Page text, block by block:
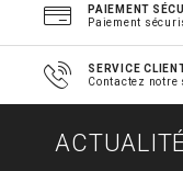
PAIEMENT
Paiement
SERVICE
Contactez notre